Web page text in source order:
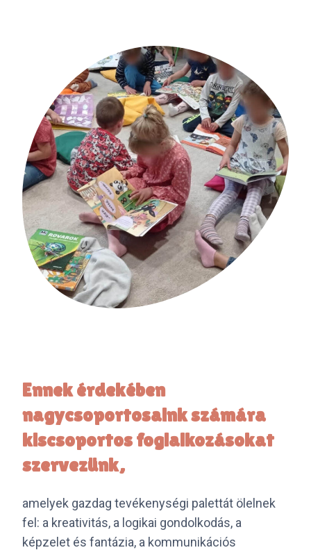
Ennek érdekében
nagycsoportosaink számára
kiscsoportos foglalkozásokat
szervezünk,
amelyek gazdag tevékenységi palettát ölelnek
fel: a kreativitás, a logikai gondolkodás, a
képzelet és fantázia, a kommunikációs